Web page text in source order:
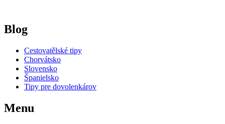
Blog
Cestovatělské tipy
Chorvátsko
Slovensko
Španielsko
Tipy pre dovolenkárov
Menu